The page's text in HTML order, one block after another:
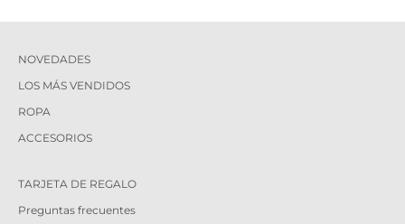
NOVEDADES
LOS MÁS VENDIDOS
ROPA
ACCESORIOS
TARJETA DE REGALO
Preguntas frecuentes